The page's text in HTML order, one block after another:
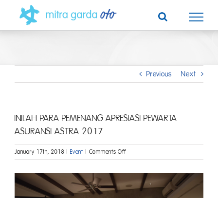
content
Previous Next
INILAH PARA PEMENANG APRESIASI PEWARTA
ASURANSI ASTRA 2017
January 17th, 2018 Event Comments Offon
INILAH
PEMENANG
APRESIASI
View
Larger